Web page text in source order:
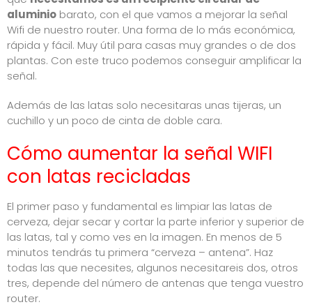
aluminio barato, con el que vamos a mejorar la señal
Wifi de nuestro router. Una forma de lo más económica,
rápida y fácil. Muy útil para casas muy grandes o de dos
plantas. Con este truco podemos conseguir amplificar la
señal.
Además de las latas solo necesitaras unas tijeras, un
cuchillo y un poco de cinta de doble cara.
Cómo aumentar la señal WIFI
con latas recicladas
El primer paso y fundamental es limpiar las latas de
cerveza, dejar secar y cortar la parte inferior y superior de
las latas, tal y como ves en la imagen. En menos de 5
minutos tendrás tu primera “cerveza – antena”. Haz
todas las que necesites, algunos necesitareis dos, otros
tres, depende del número de antenas que tenga vuestro
router.